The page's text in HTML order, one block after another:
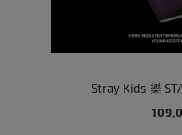
Stray Kids 樂